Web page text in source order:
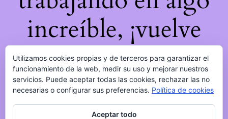
increíble, ¡vuelve
pronto!
Utilizamos cookies propias y de terceros para garantizar el
funcionamiento de la web, medir su uso y mejorar nuestros
servicios. Puede aceptar todas las cookies, rechazar las no
necesarias o configurar sus preferencias. Política de cookies
Aceptar todo